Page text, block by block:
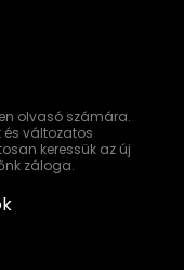
olvasó számára.
és változatos
keressük az új
záloga.